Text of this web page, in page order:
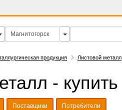
продукция Листовой металл
-
Поставщики Потребители